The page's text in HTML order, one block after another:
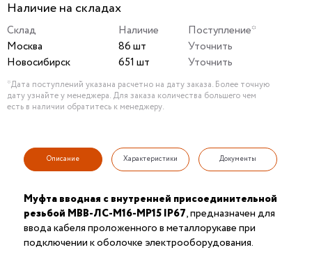
Наличие на складах
Склад Наличие
Поступление*
Москва
86 шт
Уточнить
Новосибирск
651 шт Уточнить
*Дата поступлений указана расчетно на дату заказа. Более точную
дату узнайте у менеджера. Для заказа количества большего чем
есть в наличии обратитесь к менеджеру.
Описание Характеристики Документы
Муфта вводная с внутренней присоединительной
резьбой МВВ-ЛС-М16-МР15 IP67, предназначен для
ввода кабеля проложенного в металлорукаве при
подключении к оболочке электрооборудования.